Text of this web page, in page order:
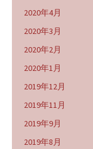
2020年4月
2020年3月
2020年2月
2020年1月
2019年12月
2019年11月
2019年9月
2019年8月